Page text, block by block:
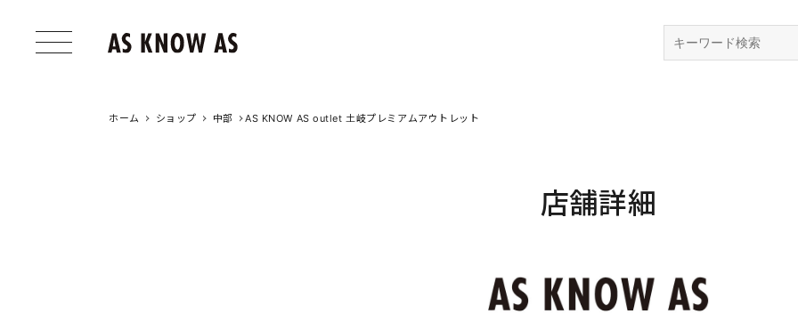
ホーム ショップ 中部 AS KNOW AS outlet 土岐プレミアムアウトレット
店舗詳細